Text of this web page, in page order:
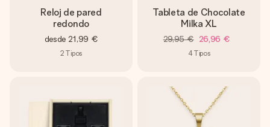
Reloj de pared
redondo
desde 21,99 €
2 Tipos
Tableta de Chocolate
Milka XL
29,95 € 26,96 €
4Tipos